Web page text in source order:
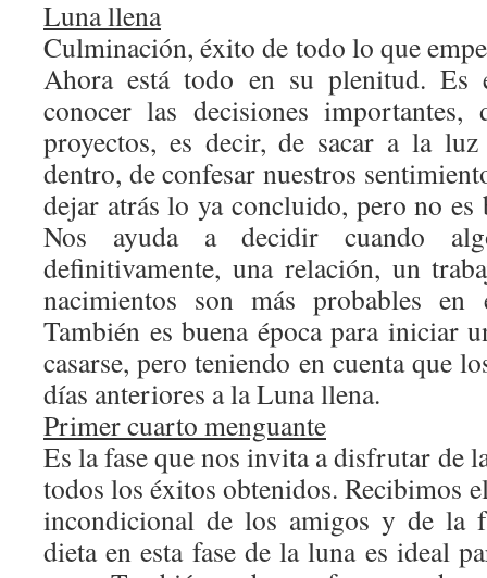
Luna llena
Culminación, éxito de todo lo que
Ahora está todo en su plenitud. Es
conocer las decisiones
proyectos, es decir, de sacar a la
dentro, de confesar nuestros
dejar atrás lo ya concluido, pero no es
Nos ayuda a decidir cuando
definitivamente, una relación, un
nacimientos son más probables
También es buena época para iniciar
casarse, pero teniendo en cuenta que
días anteriores a la Luna llena.
Primer cuarto menguante
Es la fase que nos invita a disfrutar de
todos los éxitos obtenidos. Recibimos
incondicional de los amigos y de la
dieta en esta fase de la luna es ideal